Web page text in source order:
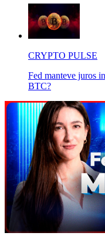
CRYPTO PULSE
Fed manteve juros
BTC?